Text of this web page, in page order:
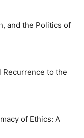
and the Politics of
Recurrence to the
of Ethics: A